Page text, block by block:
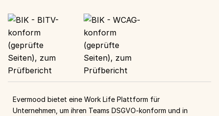
Evermood bietet eine Work Life Plattform für
Unternehmen, um ihren Teams DSGVO-konform und in